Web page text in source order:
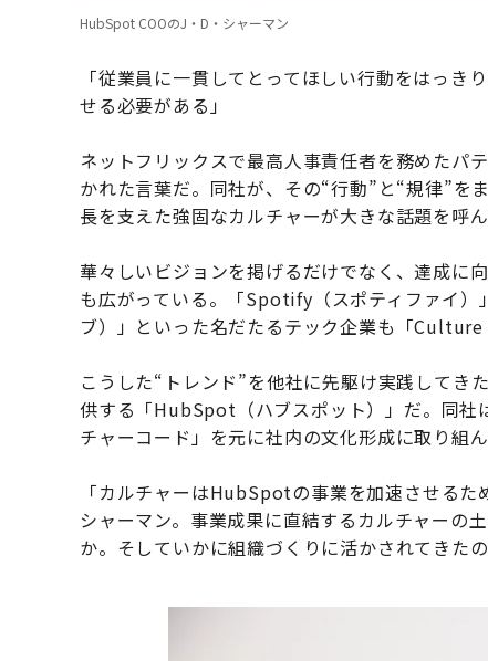
HubSpot COOのJ・D・シャーマン
「従業員に一貫してとってほしい行動をはっ
せる必要がある」
ネットフリックスで最高人事責任者を務めた
かれた言葉だ。同社が、その“行動”と“規律”
長を支えた強固なカルチャーが大きな話題を呼ん
華々しいビジョンを掲げるだけでなく、達成
も広がっている。「Spotify（スポティファイ
ブ）」といった名だたるテック企業も「
こうした“トレンド”を他社に先駆け実践してき
供する「HubSpot（ハブスポット）」だ。同社
チャーコード」を元に社内の文化形成に取り組ん
「カルチャーはHubSpotの事業を加速させる
シャーマン。事業成果に直結するカルチャーの
か。そしていかに組織づくりに活かされてきた